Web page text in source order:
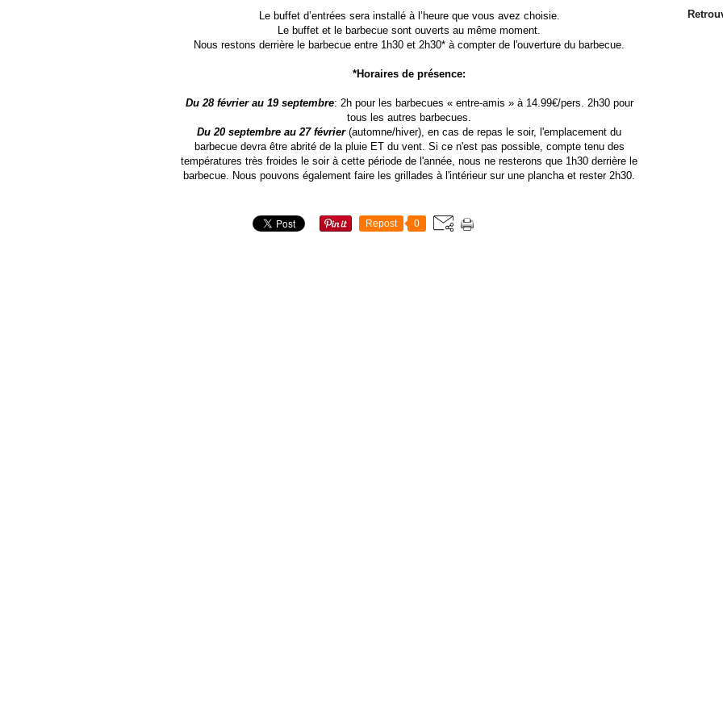
Le buffet d’entrées sera installé à l’heure que vous avez choisie.
Le buffet et le barbecue sont ouverts au même moment.
Nous restons derrière le barbecue entre 1h30 et 2h30* à compter de l'ouverture du barbecue.
*Horaires de présence:
Du 28 février au 19 septembre: 2h pour les barbecues « entre-amis » à 14.99€/pers. 2h30 pour
tous les autres barbecues.
Du 20 septembre au 27 février(automne/hiver), en cas de repas le soir, l'emplacement du
barbecue devra être abrité de la pluie ET du vent. Si ce n'est pas possible, compte tenu des
températures très froides le soir à cette période de l'année, nous ne resterons que 1h30 derrière le
barbecue. Nous pouvons également faire les grillades à l'intérieur sur une plancha et rester 2h30.
Repost 0